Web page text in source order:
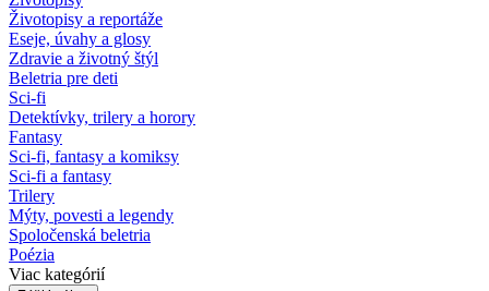
Životopisy a reportáže
Eseje, úvahy a glosy
Zdravie a životný štýl
Beletria pre deti
Sci-fi
Detektívky, trilery a horory
Fantasy
Sci-fi, fantasy a komiksy
Sci-fi a fantasy
Trilery
Mýty, povesti a legendy
Spoločenská beletria
Poézia
Viac kategórií